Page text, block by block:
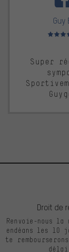
Guy
Note
Super
Droit de
Renvoie-nous la
endéans les 10
te